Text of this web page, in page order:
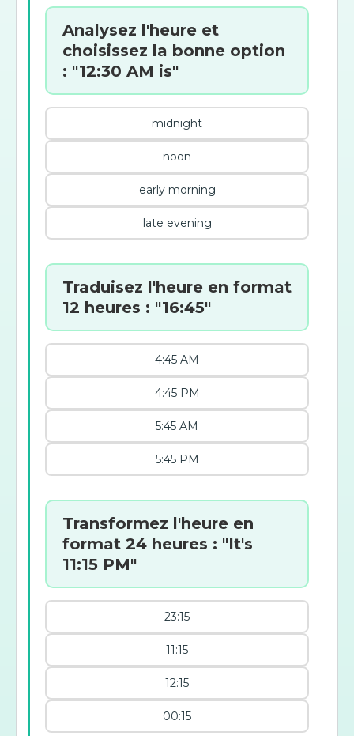
Analysez l'heure et
choisissez la bonne option
: "12:30 AM is"
midnight
noon
early morning
late evening
Traduisez l'heure en format
12 heures : "16:45"
4:45 AM
4:45 PM
5:45 AM
5:45 PM
Transformez l'heure en
format 24 heures : "It's
11:15 PM"
23:15
11:15
12:15
00:15